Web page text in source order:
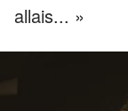
allais... »